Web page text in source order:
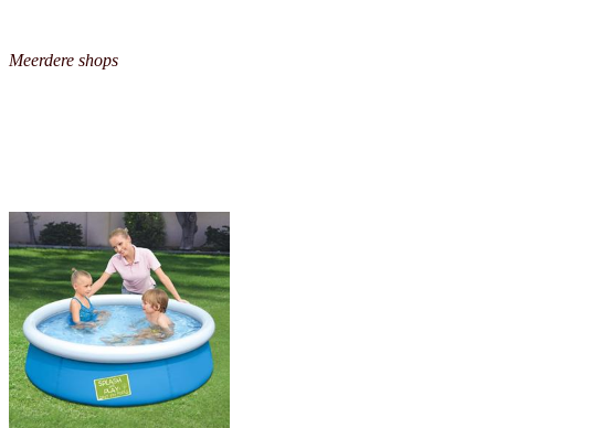
Meerdere shops